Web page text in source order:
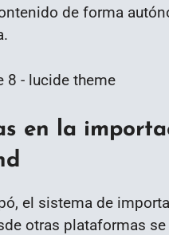
de forma
en la
el sistema de
otras plataformas se